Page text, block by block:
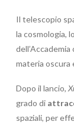
Il telescopio
la cosmologia,
materia oscura
Dopo il lancio,
grado di
spaziali, per